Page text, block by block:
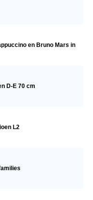
en Bruno Mars in
D-E 70 cm
L2